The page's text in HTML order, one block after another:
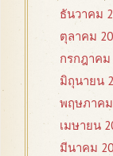
ธันวาคม
ตุลาคม
กรกฎาคม
มิถุนายน
พฤษภาคม
เมษายน
มีนาคม